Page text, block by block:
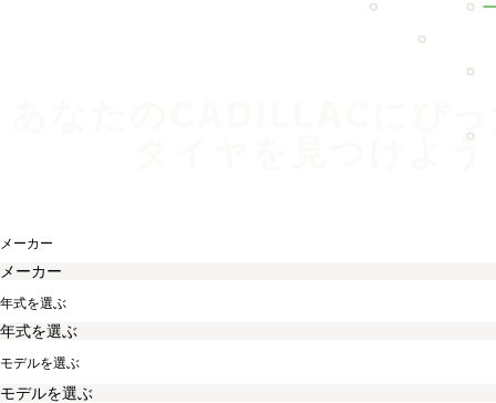
タイヤを見つけよう
メーカー
年式を選ぶ
モデルを選ぶ